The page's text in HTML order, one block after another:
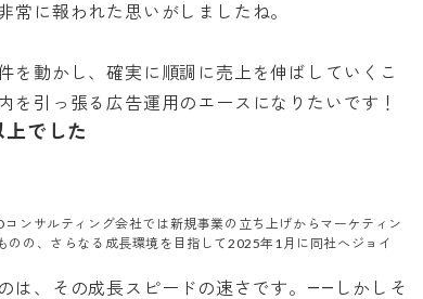
常に報われた思いがしましたね。
を動かし、確実に順調に売上を伸ばしていくこ
を引っ張る広告運用のエースになりたいです！
でした
ンサルティング会社では新規事業の立ち上げからマーケティン
のの、さらなる成長環境を目指して2025年1月に同社へジョイ
は、その成長スピードの速さです。――しかしそ